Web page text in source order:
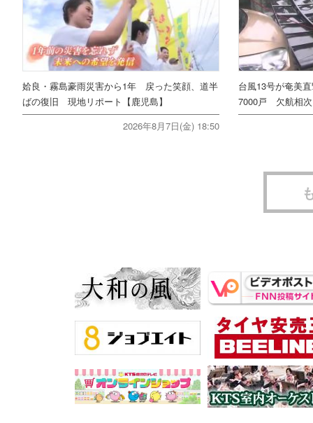
姶良・霧島豪雨災害から1年 戻った笑顔、道半
ばの復旧 現地リポート【鹿児島】
2026年8月7日(金) 18:50
台風13号が奄美
7000戸 欠航相